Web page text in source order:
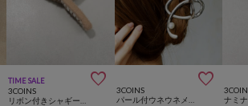
TIME SALE 
3COINS

3COINS
ナミ